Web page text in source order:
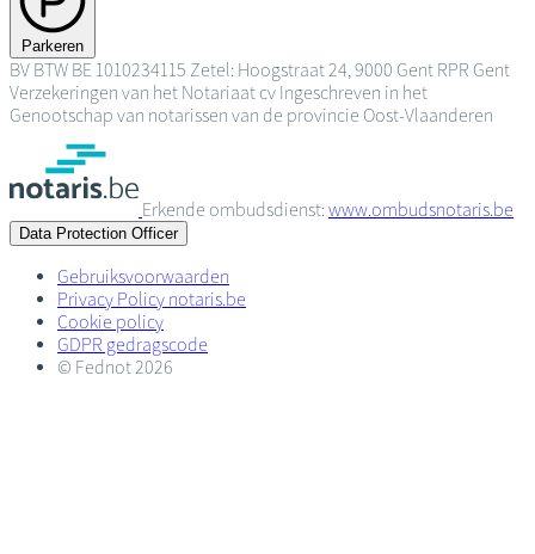
Parkeren
BV BTW BE 1010234115 Zetel: Hoogstraat 24, 9000 Gent RPR Gent
Verzekeringen van het Notariaat cv Ingeschreven in het
Genootschap van notarissen van de provincie Oost-Vlaanderen
Erkende ombudsdienst:www.ombudsnotaris.be
Data Protection Officer
Gebruiksvoorwaarden
Privacy Policy notaris.be
Cookie policy
GDPR gedragscode
© Fednot 2026